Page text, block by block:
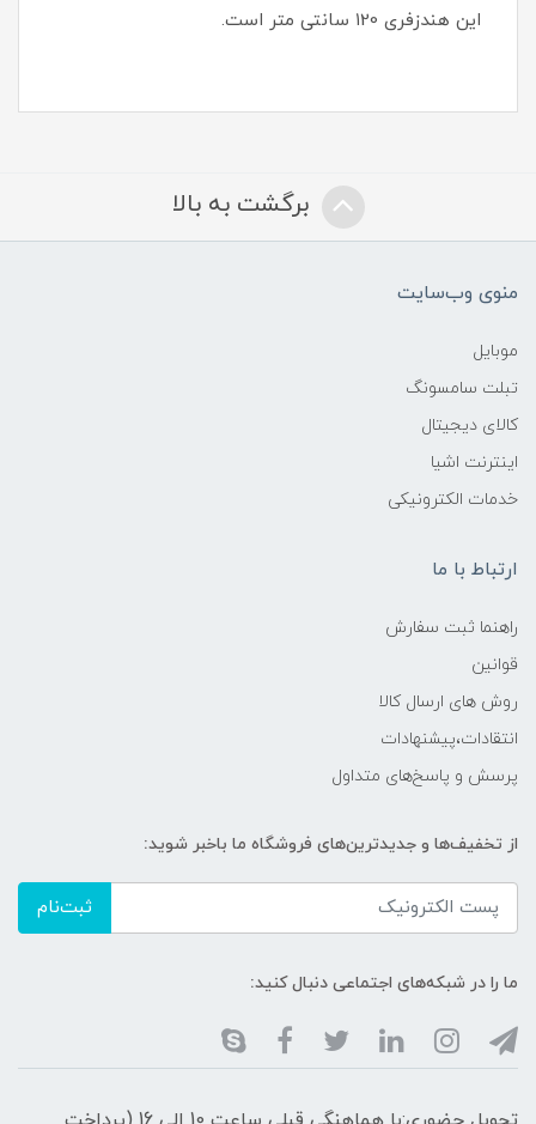
این هندزفری ۱20 سانتی متر است.
برگشت به بالا
منوی وب‌سایت
موبایل
تبلت سامسونگ
کالای دیجیتال
اینترنت اشیا
خدمات الکترونیکی
ارتباط با ما
راهنما ثبت سفارش
قوانین
روش های ارسال کالا
انتقادات،پیشنهادات
پرسش و پاسخ‌های متداول
از تخفیف‌ها و جدیدترین‌های فروشگاه ما باخبر شوید:
ثبت‌نام
ما را در شبکه‌های اجتماعی دنبال کنید: